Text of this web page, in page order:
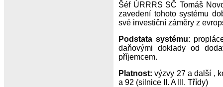
Šéf ÚRRRS SČ Tomáš
zavedení tohoto systému
své investiční záměry z
Podstata systému:
daňovými doklady od
příjemcem.
Platnost:výzvy 27 a další ,
a 92 (silnice II. A III. Třídy)